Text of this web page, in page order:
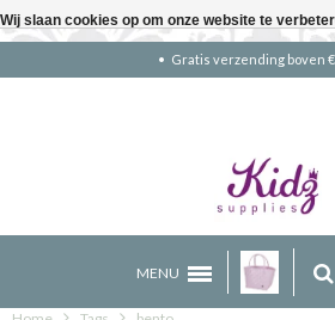
Gratis verzending boven
MENU
Wij slaan cookies op om onze website te